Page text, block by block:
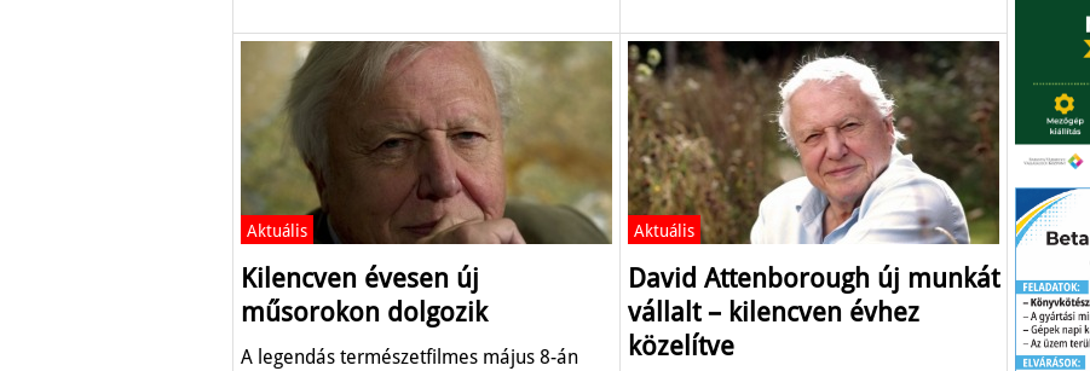
Aktuális
Kilencven évesen új
műsorokon dolgozik
A legendás természetfilmes május 8-án
Aktuális
David Attenborough új munkát
vállalt – kilencven évhez
közelítve